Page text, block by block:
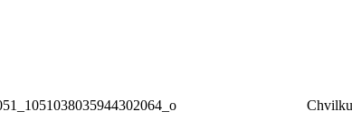
Chvilku po seříznutí